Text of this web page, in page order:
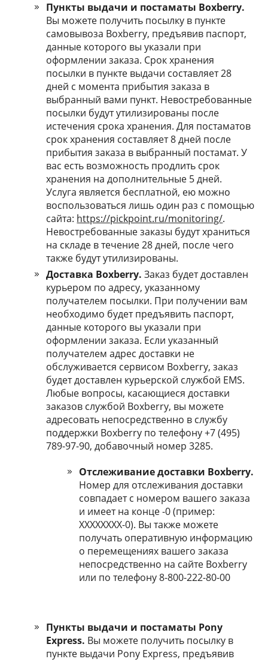
Пункты выдачи и постаматы Boxberry.
Вы можете получить посылку в пункте
самовывоза Boxberry, предъявив паспорт,
данные которого вы указали при
оформлении заказа. Срок хранения
посылки в пункте выдачи составляет 28
дней с момента прибытия заказа в
выбранный вами пункт. Невостребованные
посылки будут утилизированы после
истечения срока хранения. Для постаматов
срок хранения составляет 8 дней после
прибытия заказа в выбранный постамат. У
вас есть возможность продлить срок
хранения на дополнительные 5 дней.
Услуга является бесплатной, ею можно
воспользоваться лишь один раз с помощью
сайта: https://pickpoint.ru/monitoring/.
Невостребованные заказы будут храниться
на складе в течение 28 дней, после чего
также будут утилизированы.
Доставка Boxberry. Заказ будет доставлен
курьером по адресу, указанному
получателем посылки. При получении вам
необходимо будет предъявить паспорт,
данные которого вы указали при
оформлении заказа. Если ​указанный
получателем адрес доставки не
обслуживается сервисом Boxberry,​ заказ ​
будет ​доставлен курьерской службой EMS.
Любые вопросы, касающиеся доставки
заказов службой Boxberry, вы можете
адресовать непосредственно в службу
поддержки Boxberry по телефону +7 (495)
789-97-90, добавочный номер 3285.
Отслеживание доставки Boxberry.
Номер для отслеживания доставки
совпадает с номером вашего заказа
и имеет на конце -0 (пример:
XXXXXXXX-0). Вы также можете
получать оперативную информацию
о перемещениях вашего заказа
непосредственно на сайте Boxberry
или по телефону 8-800-222-80-00
Пункты выдачи и постаматы Pony
Express. Вы можете получить посылку в
пункте выдачи Pony Express, предъявив